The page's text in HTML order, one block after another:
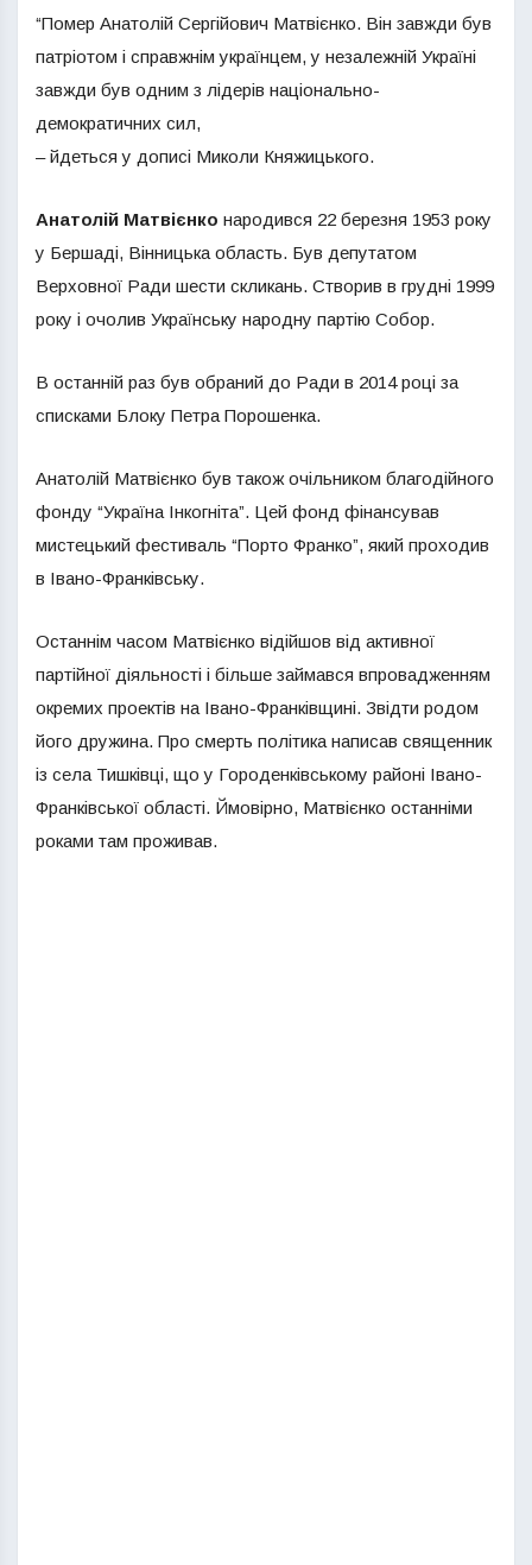
“Помер Анатолій Сергійович Матвієнко. Він завжди був
патріотом і справжнім українцем, у незалежній Україні
завжди був одним з лідерів національно-
демократичних сил,
– йдеться у дописі Миколи Княжицького.
Анатолій Матвієнко народився 22 березня 1953 року
у Бершаді, Вінницька область. Був депутатом
Верховної Ради шести скликань. Створив в грудні 1999
року і очолив Українську народну партію Собор.
В останній раз був обраний до Ради в 2014 році за
списками Блоку Петра Порошенка.
Анатолій Матвієнко був також очільником благодійного
фонду “Україна Інкогніта”. Цей фонд фінансував
мистецький фестиваль “Порто Франко”, який проходив
в Івано-Франківську.
Останнім часом Матвієнко відійшов від активної
партійної діяльності і більше займався впровадженням
окремих проектів на Івано-Франківщині. Звідти родом
його дружина. Про смерть політика написав священник
із села Тишківці, що у Городенківському районі Івано-
Франківської області. Ймовірно, Матвієнко останніми
роками там проживав.